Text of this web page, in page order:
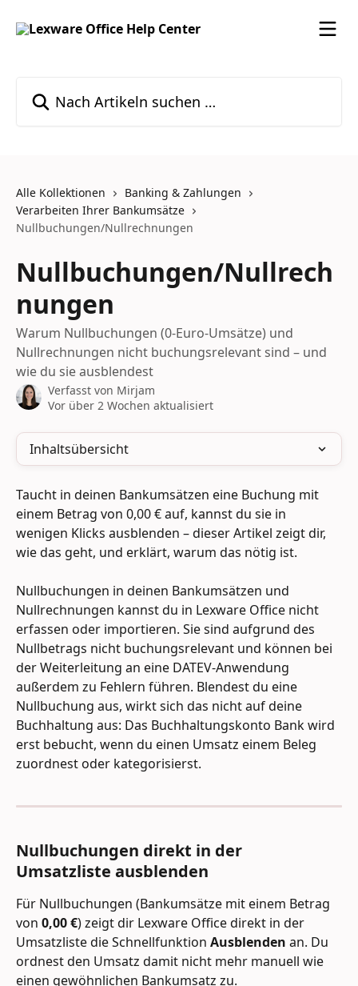
Alle Kollektionen
Banking & Zahlungen
Verarbeiten Ihrer Bankumsätze
Nullbuchungen/Nullrechnungen
Nullbuchungen/Nullrech
nungen
Warum Nullbuchungen (0-Euro-Umsätze) und
Nullrechnungen nicht buchungsrelevant sind – und
wie du sie ausblendest
Verfasst von Mirjam
Vor über 2 Wochen aktualisiert
Inhaltsübersicht
Taucht in deinen Bankumsätzen eine Buchung mit
einem Betrag von 0,00 € auf, kannst du sie in
wenigen Klicks ausblenden – dieser Artikel zeigt dir,
wie das geht, und erklärt, warum das nötig ist.
Nullbuchungen in deinen Bankumsätzen und
Nullrechnungen kannst du in Lexware Office nicht
erfassen oder importieren. Sie sind aufgrund des
Nullbetrags nicht buchungsrelevant und können bei
der Weiterleitung an eine DATEV-Anwendung
außerdem zu Fehlern führen. Blendest du eine
Nullbuchung aus, wirkt sich das nicht auf deine
Buchhaltung aus: Das Buchhaltungskonto Bank wird
erst bebucht, wenn du einen Umsatz einem Beleg
zuordnest oder kategorisierst.
Nullbuchungen direkt in der
Umsatzliste ausblenden
Für Nullbuchungen (Bankumsätze mit einem Betrag
von 0,00 €) zeigt dir Lexware Office direkt in der
Umsatzliste die Schnellfunktion Ausblenden an. Du
ordnest den Umsatz damit nicht mehr manuell wie
einen gewöhnlichen Bankumsatz zu.